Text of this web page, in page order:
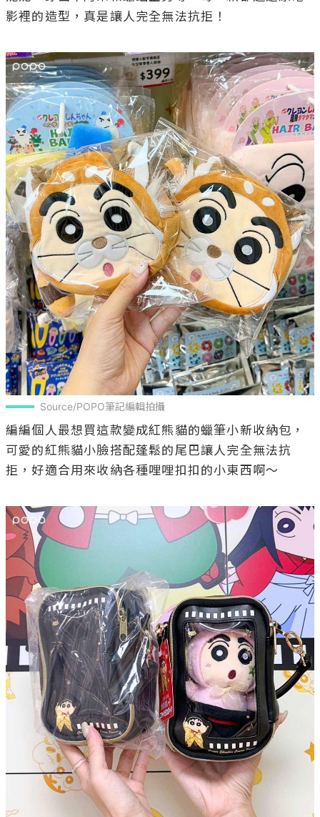
影裡的造型，真是讓人完全無法抗拒！
Source/POPO筆記編輯拍攝
編編個人最想買這款變成紅熊貓的蠟筆小新收納包，
可愛的紅熊貓小臉搭配蓬鬆的尾巴讓人完全無法抗
拒，好適合用來收納各種哩哩扣扣的小東西啊～